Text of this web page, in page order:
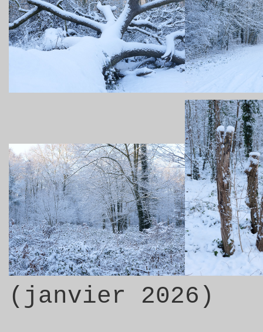
(janvier 2026)